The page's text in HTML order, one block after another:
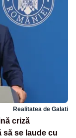
Realitatea de Galati
criză
se laude cu